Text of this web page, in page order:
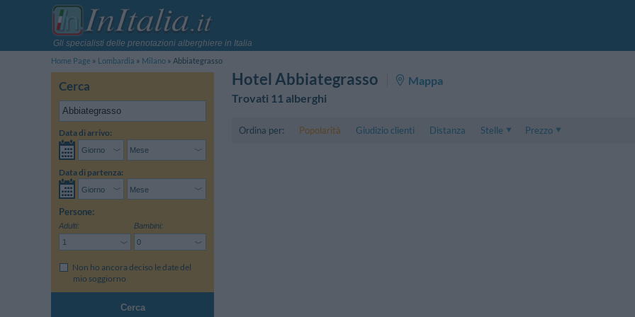
Gli specialisti delle prenotazioni alberghiere in Italia
Home Page
Lombardia Milano Abbiategrasso
Cerca
Data di arrivo:
Data di partenza:
Persone:
Adulti: Bambini:
Non ho ancora deciso le date del
mio soggiorno
Cerca
Hotel Abbiategrasso
Mappa
Trovati 11 alberghi
Ordina per: Popolarità Giudizio clienti Distanza
Stelle
Prezzo